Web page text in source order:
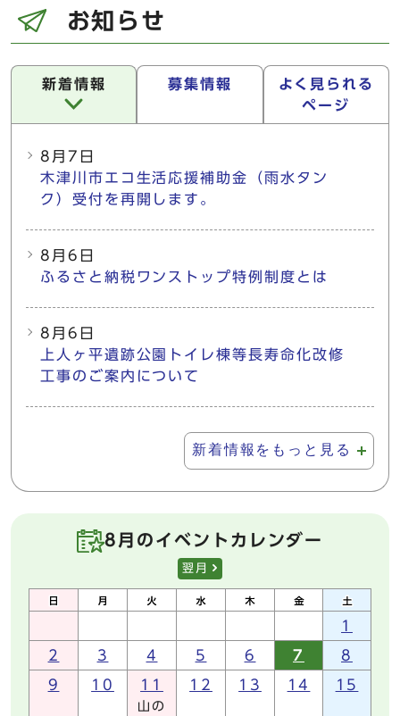
お知らせ
新着情報 募集情報
よく見られる
ページ
8月7日
木津川市エコ生活応援補助金（雨水タン
ク）受付を再開します。
8月6日
ふるさと納税ワンストップ特例制度とは
8月6日
上人ヶ平遺跡公園トイレ棟等長寿命化改修
工事のご案内について
新着情報をもっと見る
8月のイベントカレンダー
翌月
1
2 3 4 5 6 7 8
9 10 11
山の
12 13 14 15